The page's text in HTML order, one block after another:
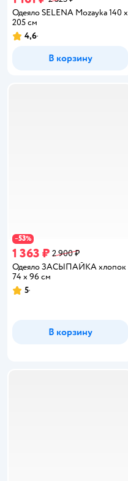
Одеяло SELENA Mozayka 140 x
205 см
Рейтинг:
4,6
В корзину
−53%
1 363 ₽ 2 900 ₽
Одеяло ЗАСЫПАЙКА хлопок
74 x 96 см
Рейтинг:
5
В корзину